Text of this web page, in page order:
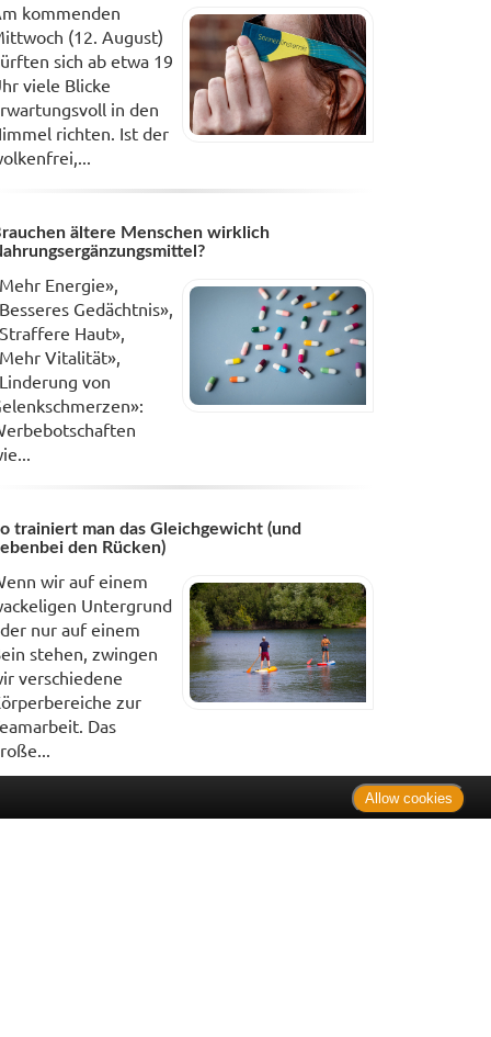
kommenden
(12. August)
sich ab etwa 19
viele Blicke
in den
richten. Ist der
ältere Menschen wirklich
Energie»,
Gedächtnis»,
Haut»,
Vitalität»,
von
trainiert man das Gleichgewicht (und
den Rücken)
wir auf einem
Untergrund
nur auf einem
stehen, zwingen
verschiedene
zur
Das
Allow cookies